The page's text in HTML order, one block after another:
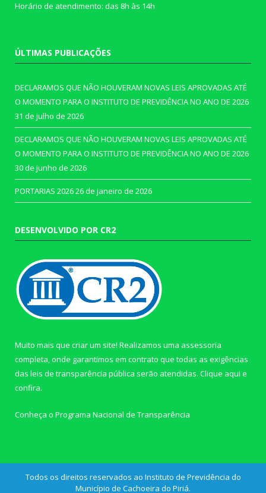
Horário de atendimento: das 8h às 14h
ÚLTIMAS PUBLICAÇÕES
DECLARAMOS QUE NÃO HOUVERAM NOVAS LEIS APROVADAS ATÉ
O MOMENTO PARA O INSTITUTO DE PREVIDÊNCIA NO ANO DE 2026
31 de julho de 2026
DECLARAMOS QUE NÃO HOUVERAM NOVAS LEIS APROVADAS ATÉ
O MOMENTO PARA O INSTITUTO DE PREVIDÊNCIA NO ANO DE 2026
30 de junho de 2026
PORTARIAS 202626 de janeiro de 2026
DESENVOLVIDO POR CR2
Muito mais que criar um site! Realizamos uma assessoria
completa, onde garantimos em contrato que todas as exigências
das leis de transparência pública serão atendidas. Clique aqui e
confira.
Conheça o Programa Nacional de Transparência
Todos os direitos reservados ao Instituto de Previdência do
Município de Cachoeira do Piriá.